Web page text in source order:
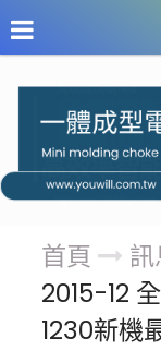
關於友源 訊
首頁
2015-12
1230新機